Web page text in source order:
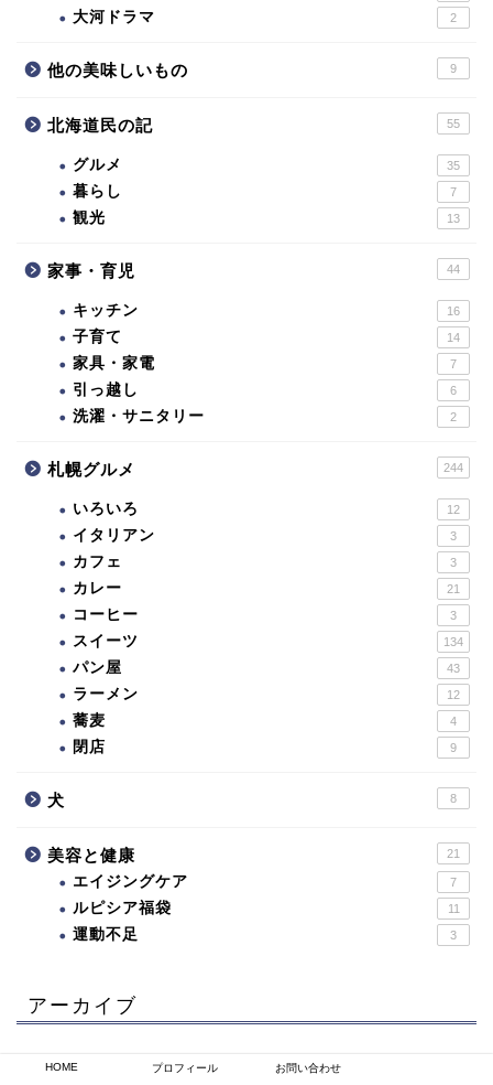
大河ドラマ 2
他の美味しいもの 9
北海道民の記 55
グルメ 35
暮らし 7
観光 13
家事・育児 44
キッチン 16
子育て 14
家具・家電 7
引っ越し 6
洗濯・サニタリー 2
札幌グルメ 244
いろいろ 12
イタリアン 3
カフェ 3
カレー 21
コーヒー 3
スイーツ 134
パン屋 43
ラーメン 12
蕎麦 4
閉店 9
犬 8
美容と健康 21
エイジングケア 7
ルピシア福袋 11
運動不足 3
アーカイブ
2026年5月
HOME プロフィール お問い合わせ